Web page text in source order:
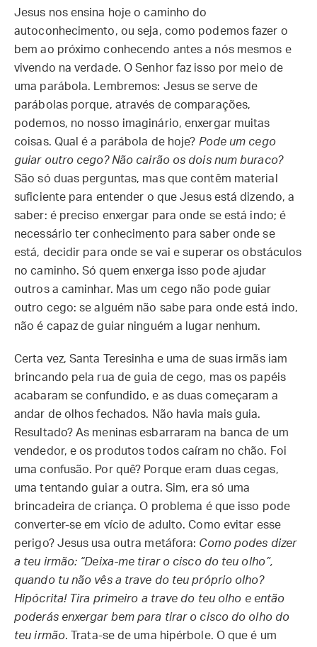
Jesus nos ensina hoje o caminho do
autoconhecimento, ou seja, como podemos fazer o
bem ao próximo conhecendo antes a nós mesmos e
vivendo na verdade. O Senhor faz isso por meio de
uma parábola. Lembremos: Jesus se serve de
parábolas porque, através de comparações,
podemos, no nosso imaginário, enxergar muitas
coisas. Qual é a parábola de hoje? Pode um cego
guiar outro cego? Não cairão os dois num buraco?
São só duas perguntas, mas que contêm material
suficiente para entender o que Jesus está dizendo, a
saber: é preciso enxergar para onde se está indo; é
necessário ter conhecimento para saber onde se
está, decidir para onde se vai e superar os obstáculos
no caminho. Só quem enxerga isso pode ajudar
outros a caminhar. Mas um cego não pode guiar
outro cego: se alguém não sabe para onde está indo,
não é capaz de guiar ninguém a lugar nenhum.
Certa vez, Santa Teresinha e uma de suas irmãs iam
brincando pela rua de guia de cego, mas os papéis
acabaram se confundido, e as duas começaram a
andar de olhos fechados. Não havia mais guia.
Resultado? As meninas esbarraram na banca de um
vendedor, e os produtos todos caíram no chão. Foi
uma confusão. Por quê? Porque eram duas cegas,
uma tentando guiar a outra. Sim, era só uma
brincadeira de criança. O problema é que isso pode
converter-se em vício de adulto. Como evitar esse
perigo? Jesus usa outra metáfora: Como podes dizer
a teu irmão: “Deixa-me tirar o cisco do teu olho”,
quando tu não vês a trave do teu próprio olho?
Hipócrita! Tira primeiro a trave do teu olho e então
poderás enxergar bem para tirar o cisco do olho do
teu irmão. Trata-se de uma hipérbole. O que é um